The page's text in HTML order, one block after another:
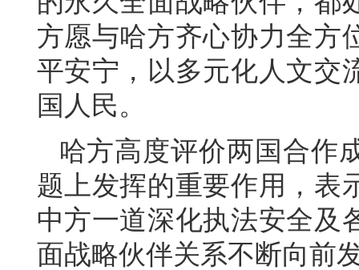
方愿与哈方齐心协力全方
平安宁，以多元化人文交
国人民。
哈方高度评价两国合作
题上发挥的重要作用，表
中方一道深化执法安全及
面战略伙伴关系不断向前